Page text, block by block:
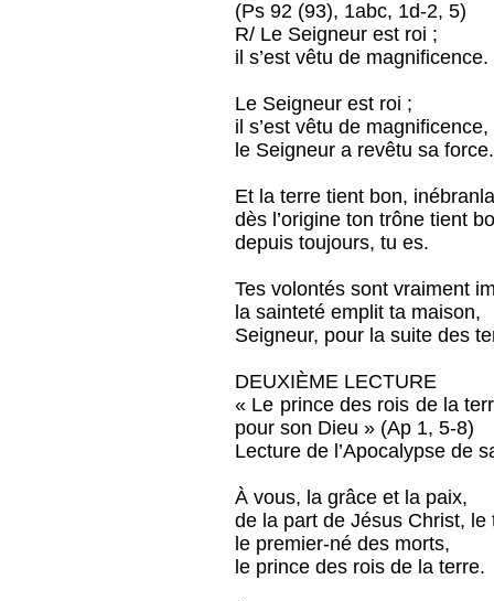
(Ps 92 (93), 1abc, 1d-2, 5)
R/ Le Seigneur est roi ;
il s’est vêtu de
Le Seigneur est roi ;
il s’est vêtu de magnificence,
le Seigneur a revêtu sa force.
Et la terre tient bon,
dès l’origine ton trône tient
depuis toujours, tu es.
Tes volontés sont vraiment
la sainteté emplit ta maison,
Seigneur, pour la suite des
DEUXIÈME LECTURE
« Le prince des rois de la
pour son Dieu » (Ap 1, 5-8)
Lecture de l’Apocalypse de
À vous, la grâce et la paix,
de la part de Jésus Christ, le
le premier-né des morts,
le prince des rois de la terre.